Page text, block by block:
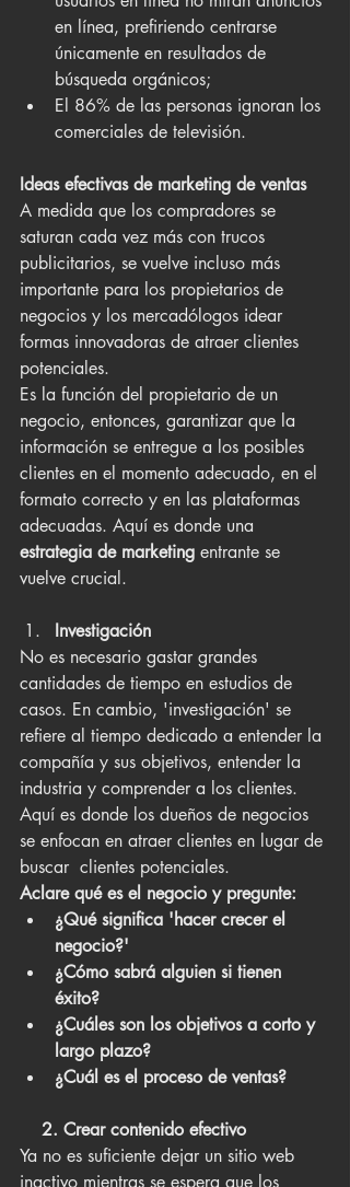
en línea, prefiriendo centrarse
únicamente en resultados de
búsqueda orgánicos;
El 86% de las personas ignoran los
comerciales de televisión.
Ideas efectivas de marketing de ventas
A medida que los compradores se
saturan cada vez más con trucos
publicitarios, se vuelve incluso más
importante para los propietarios de
negocios y los mercadólogos idear
formas innovadoras de atraer clientes
potenciales.
Es la función del propietario de un
negocio, entonces, garantizar que la
información se entregue a los posibles
clientes en el momento adecuado, en el
formato correcto y en las plataformas
adecuadas. Aquí es donde una
estrategia de marketing entrante se
vuelve crucial.
Investigación
No es necesario gastar grandes
cantidades de tiempo en estudios de
casos. En cambio, 'investigación' se
refiere al tiempo dedicado a entender la
compañía y sus objetivos, entender la
industria y comprender a los clientes.
Aquí es donde los dueños de negocios
se enfocan en atraer clientes en lugar de
buscar  clientes potenciales.
Aclare qué es el negocio y pregunte:
¿Qué significa 'hacer crecer el
negocio?'
¿Cómo sabrá alguien si tienen
éxito?
¿Cuáles son los objetivos a corto y
largo plazo?
¿Cuál es el proceso de ventas?
    2. Crear contenido efectivo
Ya no es suficiente dejar un sitio web
inactivo mientras se espera que los